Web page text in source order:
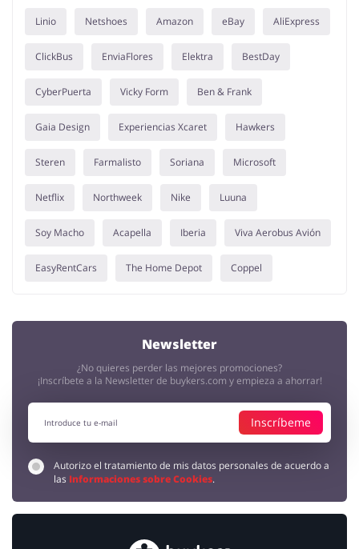
Linio Netshoes Amazon eBay AliExpress
ClickBus EnviaFlores Elektra BestDay
CyberPuerta Vicky Form Ben & Frank
Gaia Design Experiencias Xcaret Hawkers
Steren Farmalisto Soriana Microsoft
Netflix Northweek Nike Luuna
Soy Macho Acapella Iberia Viva Aerobus Avión
EasyRentCars The Home Depot Coppel
Newsletter
¿No quieres perder las mejores promociones?
¡Inscríbete a la Newsletter de buykers.com y empieza a ahorrar!
Inscríbeme
Autorizo el tratamiento de mis datos personales de acuerdo a
las Informaciones sobre Cookies.